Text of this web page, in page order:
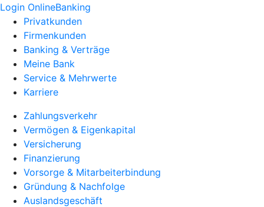
Login OnlineBanking
Privatkunden
Firmenkunden
Banking & Verträge
Meine Bank
Service & Mehrwerte
Karriere
Zahlungsverkehr
Vermögen & Eigenkapital
Versicherung
Finanzierung
Vorsorge & Mitarbeiterbindung
Gründung & Nachfolge
Auslandsgeschäft